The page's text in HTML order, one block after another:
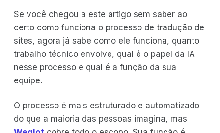
Se você chegou a este artigo sem saber ao
certo como funciona o processo de tradução de
sites, agora já sabe como ele funciona, quanto
trabalho técnico envolve, qual é o papel da IA
nesse processo e qual é a função da sua
equipe.
O processo é mais estruturado e automatizado
do que a maioria das pessoas imagina, mas